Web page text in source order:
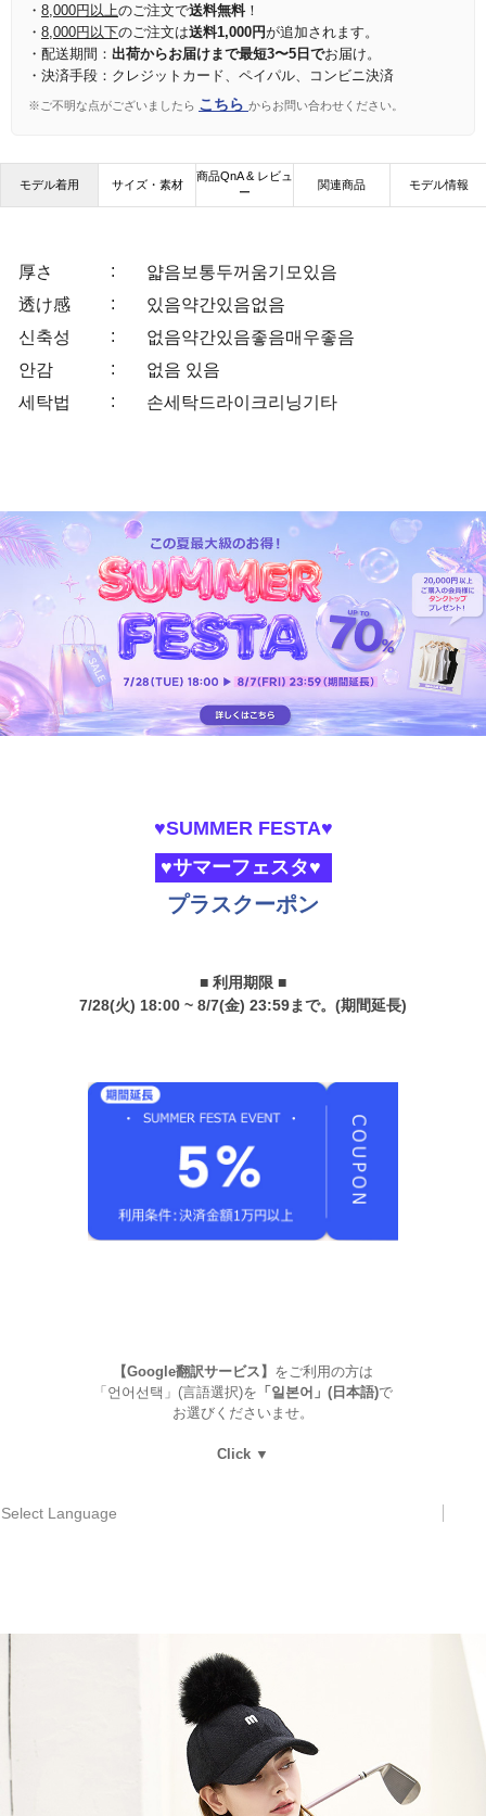
・ 8,000円以上のご注文で送料無料！
・ 8,000円以下のご注文は送料1,000円が追加されます。
・配送期間： 出荷からお届けまで最短3〜5日でお届け。
・決済手段：クレジットカード、ペイパル、コンビニ決済
※ご不明な点がございましたら こちら からお問い合わせください。
モデル着用 サイズ・素材
商品QnA & レビュ
ー
関連商品 モデル情報
厚さ : 얇음 보통두꺼움기모있음
透け感
: 있음약간있음없음
신축성
: 없음약간있음좋음매우좋음
안감
: 없음 있음
세탁법
: 손세탁드라이크리닝기타
♥SUMMER FESTA♥
♥サマーフェスタ♥
プラスクーポン
■ 利用期限 ■
7/28(火) 18:00 ~ 8/7(金) 23:59まで。(期間延長)
【Google翻訳サービス】 をご利用の方は
「언어선택」(言語選択)を 「일본어」(日本語)で
お選びくださいませ。
Click ▼
Select Language